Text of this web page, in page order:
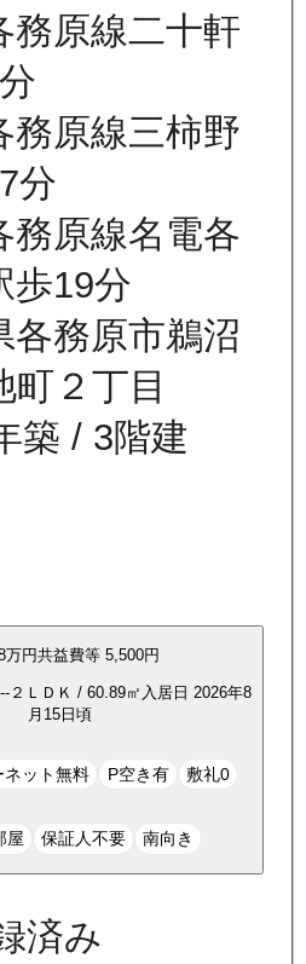
務原線二十軒
務原線三柿野
分
務原線名電各
歩19分
各務原市鵜沼
町２丁目
築 / 3階建
万円共益費等 5,500円
２ＬＤＫ / 60.89㎡ 入居日 2026年8
月15日頃
ネット無料 P空き有 敷礼0
屋 保証人不要 南向き
済み